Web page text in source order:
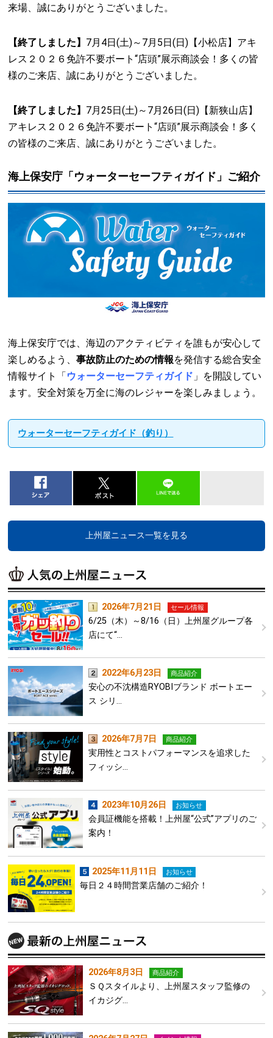
来場、誠にありがとうございました。
【終了しました】 7月4日(土)～7月5日(日)【小松店】アキ
レス２０２６免許不要ボート“店頭”展示商談会！多くの皆
様のご来店、誠にありがとうございました。
【終了しました】 7月25日(土)～7月26日(日)【新狭山店】
アキレス２０２６免許不要ボート“店頭”展示商談会！多く
の皆様のご来店、誠にありがとうございました。
海上保安庁「ウォーターセーフティガイド」ご紹介
海上保安庁では、海辺のアクティビティを誰もが安心して
楽しめるよう、事故防止のための情報を発信する総合安全
情報サイト「ウォーターセーフティガイド 」を開設してい
ます。安全対策を万全に海のレジャーを楽しみましょう。
ウォーターセーフティガイド（釣り）
上州屋ニュース一覧を見る
2026年7月21日 セール情報
6/25（木）～8/16（日）上州屋グループ各
店にて“…
2022年6月23日 商品紹介
安心の不沈構造RYOBIブランド ボートエー
ス シリ…
2026年7月7日 商品紹介
実用性とコストパフォーマンスを追求した
フィッシ…
2023年10月26日 お知らせ
会員証機能を搭載！上州屋“公式”アプリのご
案内！
2025年11月11日 お知らせ
毎日２４時間営業店舗のご紹介！
2026年8月3日 商品紹介
ＳＱスタイルより、上州屋スタッフ監修の
イカジグ…